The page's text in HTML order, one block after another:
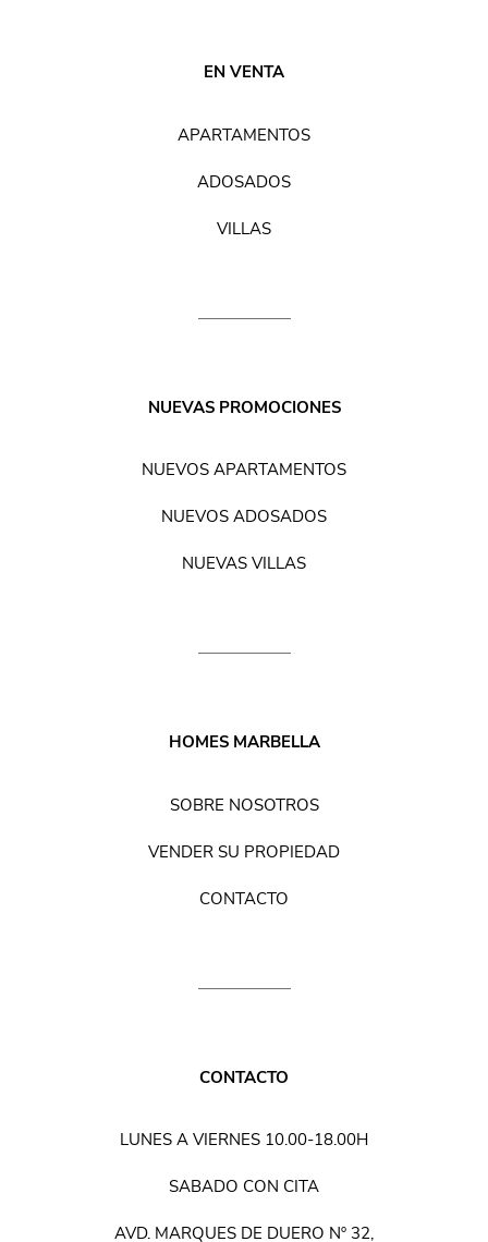
EN VENTA
APARTAMENTOS
ADOSADOS
VILLAS
NUEVAS PROMOCIONES
NUEVOS APARTAMENTOS
NUEVOS ADOSADOS
NUEVAS VILLAS
HOMES MARBELLA
SOBRE NOSOTROS
VENDER SU PROPIEDAD
CONTACTO
CONTACTO
LUNES A VIERNES 10.00-18.00H
SABADO CON CITA
AVD. MARQUES DE DUERO Nº 32,